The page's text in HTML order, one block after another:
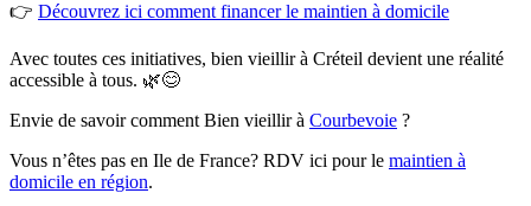
👉 Découvrez ici comment financer le maintien à domicile
Avec toutes ces initiatives, bien vieillir à Créteil devient une réalité
accessible à tous. 🌿😊
Envie de savoir comment Bien vieillir à Courbevoie ?
Vous n’êtes pas en Ile de France? RDV ici pour le maintien à
domicile en région.